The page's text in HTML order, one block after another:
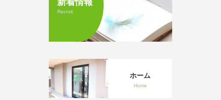
新着情報
Recruit
ホーム
Home